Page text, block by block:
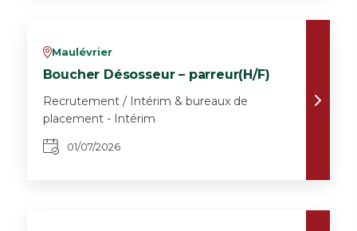
vMaulévrier
Boucher Désosseur – parreur(H/F)
Recrutement / Intérim & bureaux de
placement - Intérim
01/07/2026